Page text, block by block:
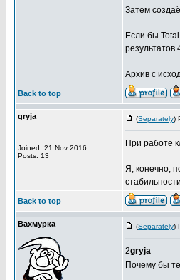
Затем
Если бы
результатов
Архив с
Back to top
gryja
Joined: 21 Nov 2016
Posts: 13
(Separately)
При работе
Я, конечно,
Back to top
Вахмурка (Separately)
2gryja
Почему бы